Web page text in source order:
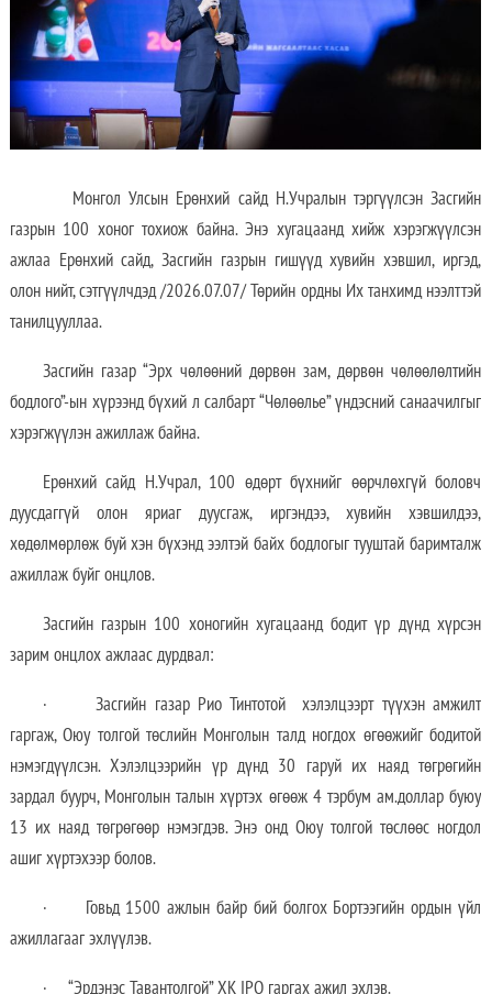
Монгол Улсын Ерөнхий сайд Н.Учралын тэргүүлсэн Засгийн
газрын 100 хоног тохиож байна. Энэ хугацаанд хийж хэрэгжүүлсэн
ажлаа Ерөнхий сайд, Засгийн газрын гишүүд хувийн хэвшил, иргэд,
олон нийт, сэтгүүлчдэд /2026.07.07/ Төрийн ордны Их танхимд нээлттэй
танилцууллаа.
Засгийн газар “Эрх чөлөөний дөрвөн зам, дөрвөн чөлөөлөлтийн
бодлого”-ын хүрээнд бүхий л салбарт “Чөлөөлье” үндэсний санаачилгыг
хэрэгжүүлэн ажиллаж байна.
Ерөнхий сайд Н.Учрал, 100 өдөрт бүхнийг өөрчлөхгүй боловч
дуусдаггүй олон яриаг дуусгаж, иргэндээ, хувийн хэвшилдээ,
хөдөлмөрлөж буй хэн бүхэнд ээлтэй байх бодлогыг тууштай баримталж
ажиллаж буйг онцлов.
Засгийн газрын 100 хоногийн хугацаанд бодит үр дүнд хүрсэн
зарим онцлох ажлаас дурдвал:
· Засгийн газар Рио Тинтотой хэлэлцээрт түүхэн амжилт
гаргаж, Оюу толгой төслийн Монголын талд ногдох өгөөжийг бодитой
нэмэгдүүлсэн. Хэлэлцээрийн үр дүнд 30 гаруй их наяд төгрөгийн
зардал буурч, Монголын талын хүртэх өгөөж 4 тэрбум ам.доллар буюу
13 их наяд төгрөгөөр нэмэгдэв. Энэ онд Оюу толгой төслөөс ногдол
ашиг хүртэхээр болов.
· Говьд 1500 ажлын байр бий болгох Бортээгийн ордын үйл
ажиллагааг эхлүүлэв.
· “Эрдэнэс Тавантолгой” ХК IPO гаргах ажил эхлэв.